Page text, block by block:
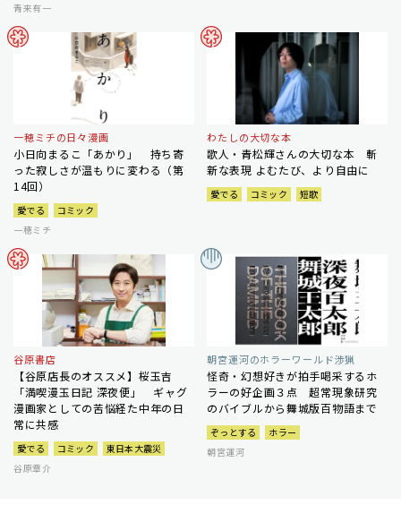
青来有一
一穂ミチの日々漫画
小日向まるこ「あかり」 持ち寄
った寂しさが温もりに変わる（第
14回）
愛でる
コミック
一穂ミチ
わたしの大切な本
歌人・青松輝さんの大切な本 斬
新な表現 よむたび、より自由に
愛でる コミック 短歌
谷原書店
【谷原店長のオススメ】桜玉吉
「満喫漫玉日記 深夜便」 ギャグ
漫画家としての苦悩経た中年の日
常に共感
愛でる コミック
東日本大震災
谷原章介
朝宮運河のホラーワールド渉猟
怪奇・幻想好きが拍手喝采するホ
ラーの好企画３点 超常現象研究
のバイブルから舞城版百物語まで
ぞっとする
ホラー
朝宮運河